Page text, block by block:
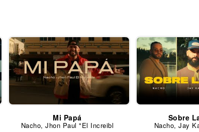
Mi Papá
Nacho, Jhon Paul "El Increibl
Sobre
Nacho, Jay